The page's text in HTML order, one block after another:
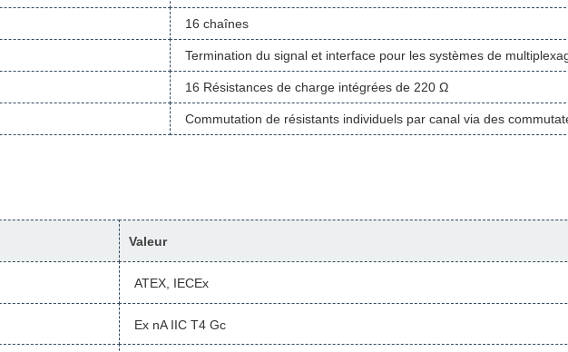
16 chaînes
Termination du signal et interface pour les systèmes de
16 Résistances de charge intégrées de 220 Ω
Commutation de résistants individuels par canal via des
Valeur
ATEX, IECEx
Ex nA IIC T4 Gc